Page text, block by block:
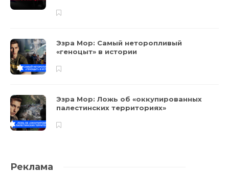
Эзра Мор: Самый неторопливый
«геноцыт» в истории
Эзра Мор: Ложь об «оккупированных
палестинских территориях»
Реклама